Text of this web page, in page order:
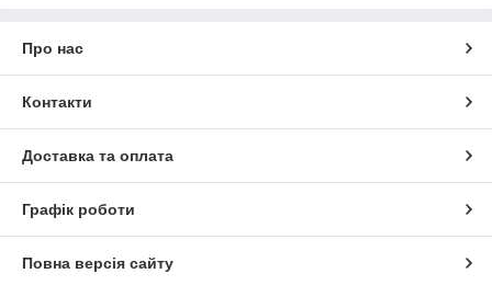
Про нас
Контакти
Доставка та оплата
Графік роботи
Повна версія сайту